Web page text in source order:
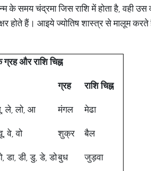
समय चंद्रमा जिस राशि में होता है, वही उस
होते हैं। आइये ज्योतिष शास्त्र से मालूम
ग्रहऔरराशिचिह्न
ग्रह राशिचिह्न
ले, लो, आ मंगल मेढा
वे, वो शुक्र बैल
डा, डी, डु, डे, डोबुध जुड़वा